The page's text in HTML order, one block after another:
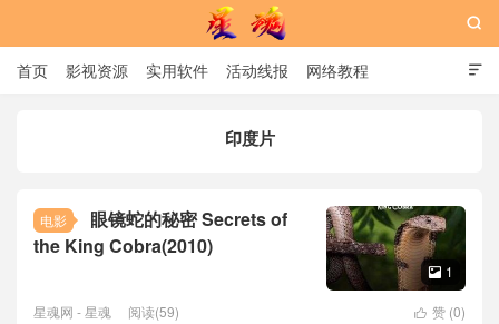

首页 影视资源 实用软件 活动线报 网络教程

印度片
电影
眼镜蛇的秘密 Secrets of
the King Cobra(2010)
 1
 赞 (0)
星魂网 - 星魂 阅读(59)